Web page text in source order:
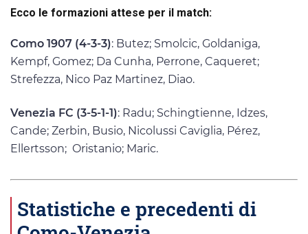
Ecco le formazioni attese per il match:
Como 1907 (4-3-3): Butez; Smolcic, Goldaniga,
Kempf, Gomez; Da Cunha, Perrone, Caqueret;
Strefezza, Nico Paz Martinez, Diao.
Venezia FC (3-5-1-1): Radu; Schingtienne, Idzes,
Cande; Zerbin, Busio, Nicolussi Caviglia, Pérez,
Ellertsson; Oristanio; Maric.
Statistiche e precedenti di